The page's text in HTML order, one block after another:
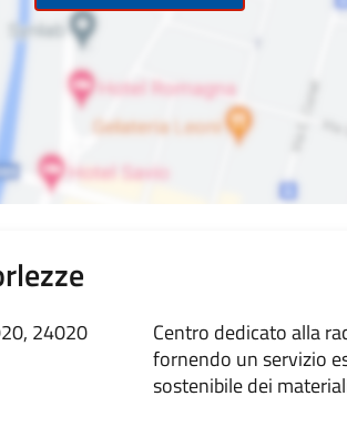
24020
Centro dedicato alla
fornendo un servizio
sostenibile dei